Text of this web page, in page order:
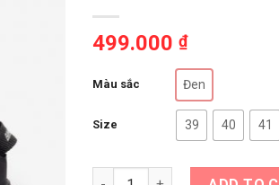
499.000 ₫
Màu sắc Đen
Size 39 40 41
Giày Thể Thao Nam Biti's